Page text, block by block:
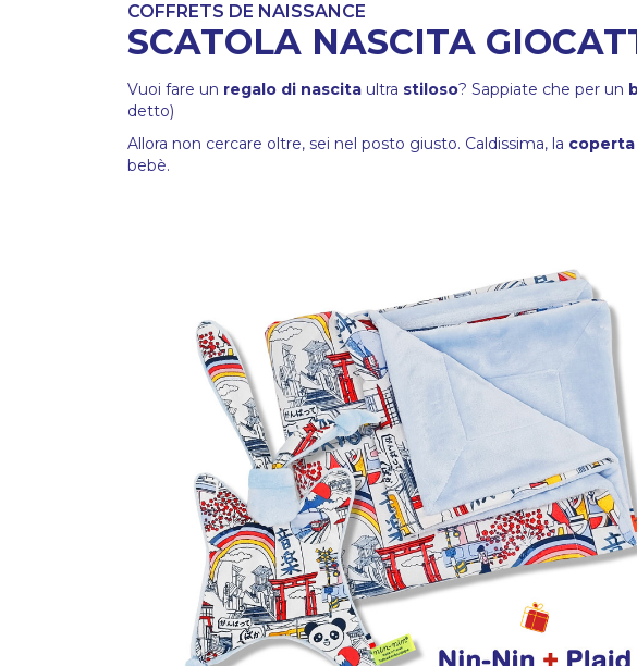
COFFRETS DE NAISSANCE
SCATOLA NASCITA
Vuoi fare un regalo di nascita ultra stiloso? Sappiate che per un
detto)
Allora non cercare oltre, sei nel posto giusto. Caldissima, la
bebè.